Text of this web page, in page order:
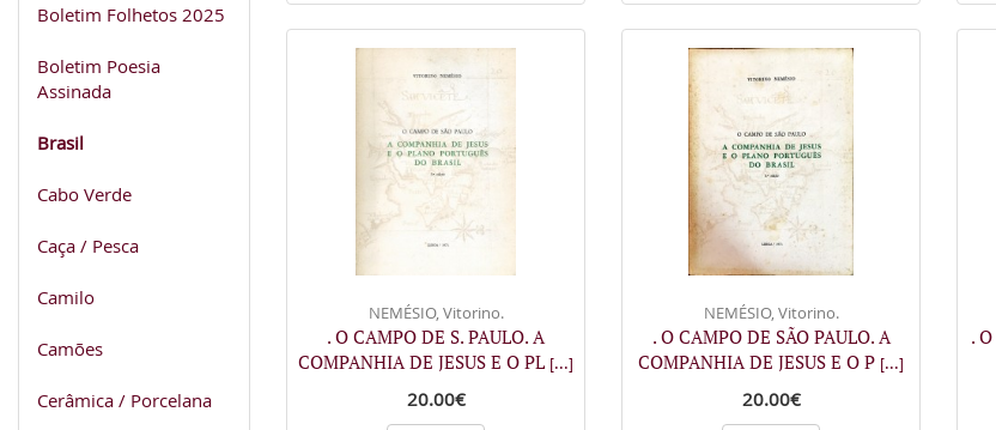
Boletim Folhetos 2025
Boletim Poesia
Assinada
Brasil
Cabo Verde
Caça / Pesca
Camilo
Camões
Cerâmica / Porcelana
NEMÉSIO, Vitorino.
. O CAMPO DE S. PAULO. A
COMPANHIA DE JESUS E O PL [...]
20.00€
NEMÉSIO, Vitorino.
. O CAMPO DE SÃO PAULO. A
COMPANHIA DE JESUS E O P [...]
20.00€
.